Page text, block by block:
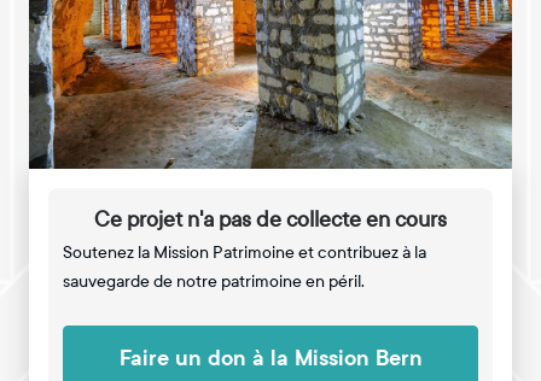
Ce projet n'a pas de collecte en cours
Soutenez la Mission Patrimoine et contribuez à la
sauvegarde de notre patrimoine en péril.
Faire un don à la Mission Bern